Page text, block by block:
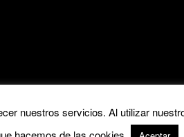
nuestros servicios. Al utilizar